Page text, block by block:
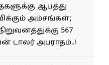
ஆபத்து
அம்சங்கள்;
567
டாலர் அபராதம்..!